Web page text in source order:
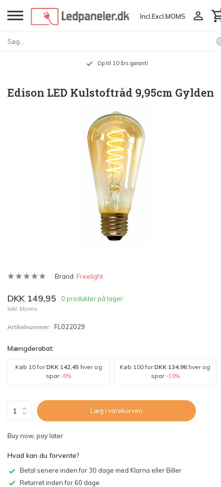
Incl. Excl. MOMS
Op til 10 års garanti
Edison LED Kulstoftråd 9,95cm Gylden
Brand: Freelight
DKK 149,95 0 produkter på lager
Inkl. Moms
Artikelnummer: FL022029
Mængderabat:
Køb 10 forDKK 142,45 hver og
spar -5%
Køb 100 forDKK 134,96 hver og
spar -10%
Læg i varekurven
Buy now, pay later
Hvad kan du forvente?
Betal senere inden for 30 dage med Klarna eller Biller
Returret inden for 60 dage